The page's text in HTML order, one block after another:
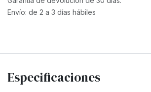
Envío: de 2 a 3 días hábiles
Especificaciones